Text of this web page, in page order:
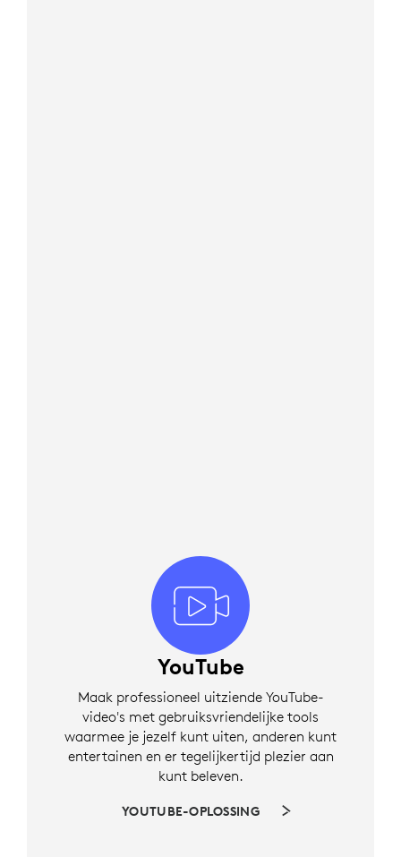
YouTube
Maak professioneel uitziende YouTube-
video's met gebruiksvriendelijke tools
waarmee je jezelf kunt uiten, anderen kunt
entertainen en er tegelijkertijd plezier aan
kunt beleven.
YOUTUBE-OPLOSSING